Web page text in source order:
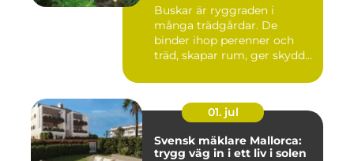
Buskar är ryggraden i
många trädgårdar. De
binder ihop perenner och
träd, skapar rum, ger skydd
01. jul
Svensk mäklare Mallorca:
trygg väg in i ett liv i solen